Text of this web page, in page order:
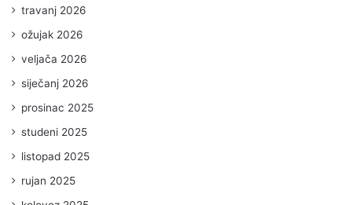
travanj 2026
ožujak 2026
veljača 2026
siječanj 2026
prosinac 2025
studeni 2025
listopad 2025
rujan 2025